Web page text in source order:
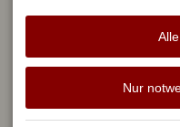
Facebook
Nur